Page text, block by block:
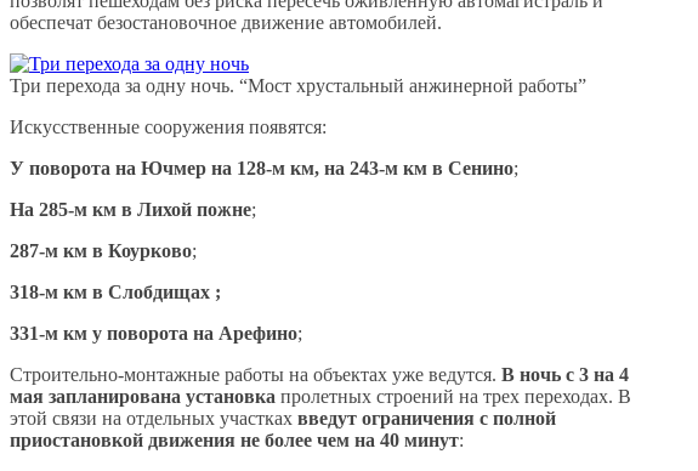
обеспечат безостановочное движение автомобилей.
Три перехода за одну ночь. “Мост хрустальный анжинерной работы”
Искусственные сооружения появятся:
У поворота на Ючмер на 128-м км, на 243-м км в Сенино;
На 285-м км в Лихой пожне;
287-м км в Коурково;
318-м км в Слобдищах ;
331-м км у поворота на Арефино;
Строительно-монтажные работы на объектах уже ведутся. В ночь с 3 на 4
мая запланирована установка пролетных строений на трех переходах. В
этой связи на отдельных участках введут ограничения с полной
приостановкой движения не более чем на 40 минут: